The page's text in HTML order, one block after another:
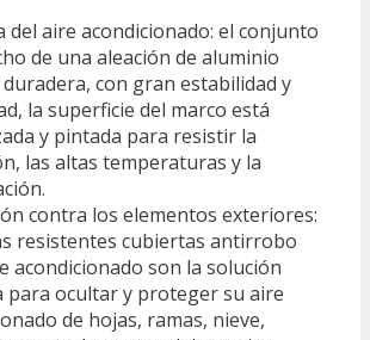
del aire acondicionado: el conjunto
de una aleación de aluminio
con gran estabilidad y
la superficie del marco está
y pintada para resistir la
las altas temperaturas y la
contra los elementos exteriores:
resistentes cubiertas antirrobo
acondicionado son la solución
para ocultar y proteger su aire
de hojas, ramas, nieve,